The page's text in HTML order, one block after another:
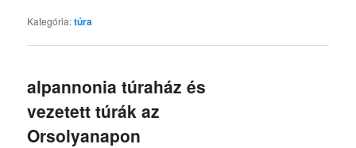
Kategória:túra
alpannonia túraház és
vezetett túrák az
Orsolyanapon